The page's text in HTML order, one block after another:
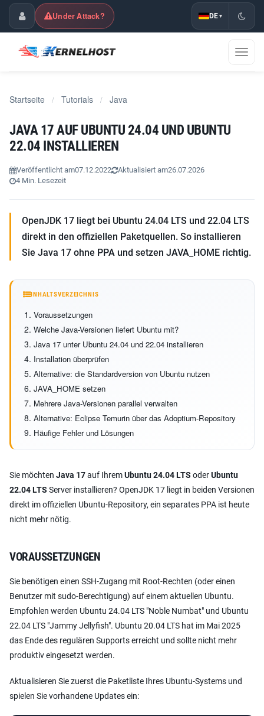
KundencenterUnder Attack? DE ▾
Startseite / Tutorials / Java
JAVA 17 AUF UBUNTU 24.04 UND UBUNTU
22.04 INSTALLIEREN
Veröffentlicht am07.12.2022 Aktualisiert am26.07.2026
4 Min. Lesezeit
OpenJDK 17 liegt bei Ubuntu 24.04 LTS und 22.04 LTS
direkt in den offiziellen Paketquellen. So installieren
Sie Java 17 ohne PPA und setzen JAVA_HOME richtig.
INHALTSVERZEICHNIS
Voraussetzungen
Welche Java-Versionen liefert Ubuntu mit?
Java 17 unter Ubuntu 24.04 und 22.04 installieren
Installation überprüfen
Alternative: die Standardversion von Ubuntu nutzen
JAVA_HOME setzen
Mehrere Java-Versionen parallel verwalten
Alternative: Eclipse Temurin über das Adoptium-Repository
Häufige Fehler und Lösungen
Sie möchten Java 17auf IhremUbuntu 24.04 LTS oderUbuntu
22.04 LTS Server installieren? OpenJDK 17 liegt in beiden Versionen
direkt im offiziellen Ubuntu-Repository, ein separates PPA ist heute
nicht mehr nötig.
VORAUSSETZUNGEN
Sie benötigen einen SSH-Zugang mit Root-Rechten (oder einen
Benutzer mit sudo-Berechtigung) auf einem aktuellen Ubuntu.
Empfohlen werden Ubuntu 24.04 LTS "Noble Numbat" und Ubuntu
22.04 LTS "Jammy Jellyfish". Ubuntu 20.04 LTS hat im Mai 2025
das Ende des regulären Supports erreicht und sollte nicht mehr
produktiv eingesetzt werden.
Aktualisieren Sie zuerst die Paketliste Ihres Ubuntu-Systems und
spielen Sie vorhandene Updates ein: